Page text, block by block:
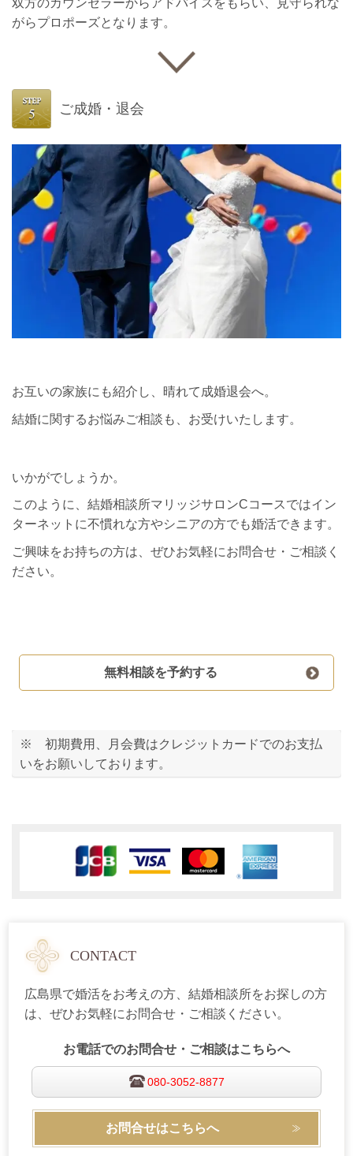
双方のカウンセラーからアドバイスをもらい、見守られな
がらプロポーズとなります。
ご成婚・退会
お互いの家族にも紹介し、晴れて成婚退会へ。
結婚に関するお悩みご相談も、お受けいたします。
いかがでしょうか。
このように、結婚相談所マリッジサロンCコースではイン
ターネットに不慣れな方やシニアの方でも婚活できます。
ご興味をお持ちの方は、ぜひお気軽にお問合せ・ご相談く
ださい。
無料相談を予約する
※ 初期費用、月会費はクレジットカードでのお支払
いをお願いしております。
CONTACT
広島県で婚活をお考えの方、結婚相談所をお探しの方
は、ぜひお気軽にお問合せ・ご相談ください。
お電話でのお問合せ・ご相談はこちらへ
080-3052-8877
お問合せはこちらへ